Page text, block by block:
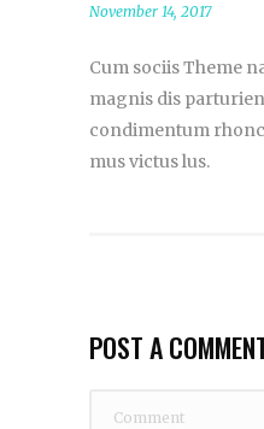
November 14, 2017
Cum sociis Theme
magnis dis
condimentum
mus victus lus.
POST A